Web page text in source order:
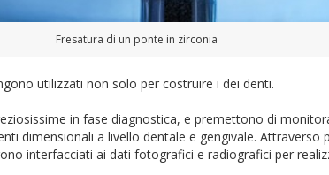
Fresatura di un ponte in zirconia
utilizzati non solo per costruire i dei denti.
in fase diagnostica, e premettono di
dimensionali a livello dentale e gengivale.
interfacciati ai dati fotografici e radiografici per